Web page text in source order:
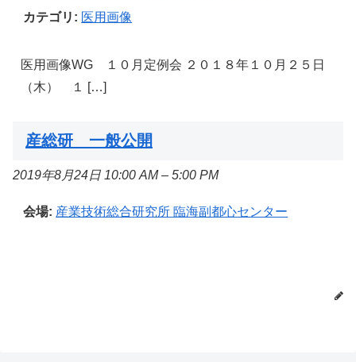
カテゴリ: 医用画像
医用画像WG １０月定例会 ２０１８年１０月２５日
（木） １ […]
産総研 一般公開
2019年8月24日 10:00 AM– 5:00 PM
会場: 産業技術総合研究所 臨海副都心センター